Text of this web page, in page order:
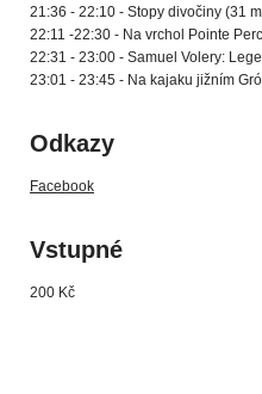
21:36 - 22:10 - Stopy divočiny (31
22:11 -22:30 - Na vrchol Pointe
22:31 - 23:00 - Samuel Volery:
23:01 - 23:45 - Na kajaku jižním
Odkazy
Facebook
Vstupné
200 Kč